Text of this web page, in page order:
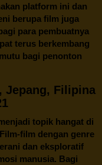
platform ini dan
berupa film juga
para pembuatnya
terus berkembang
bagi penonton
Jepang, Filipina
topik hangat di
film dengan genre
dan eksploratif
manusia. Bagi